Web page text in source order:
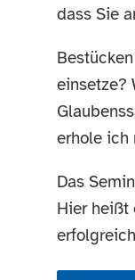
dass Sie
einsetze?
erhole ich
Das
Hier heißt